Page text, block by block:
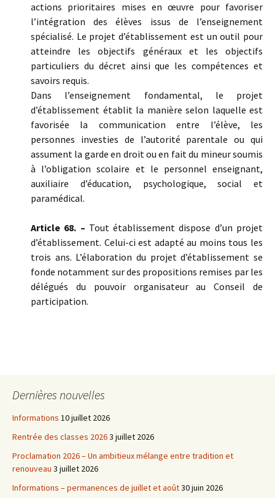
actions prioritaires mises en œuvre pour favoriser
l’intégration des élèves issus de l’enseignement
spécialisé. Le projet d’établissement est un outil pour
atteindre les objectifs généraux et les objectifs
particuliers du décret ainsi que les compétences et
savoirs requis.
Dans l’enseignement fondamental, le projet
d’établissement établit la manière selon laquelle est
favorisée la communication entre l’élève, les
personnes investies de l’autorité parentale ou qui
assument la garde en droit ou en fait du mineur soumis
à l’obligation scolaire et le personnel enseignant,
auxiliaire d’éducation, psychologique, social et
paramédical.
Article 68. – Tout établissement dispose d’un projet
d’établissement. Celui-ci est adapté au moins tous les
trois ans. L’élaboration du projet d’établissement se
fonde notamment sur des propositions remises par les
délégués du pouvoir organisateur au Conseil de
participation.
Dernières nouvelles
Informations 10 juillet 2026
Rentrée des classes 20263 juillet 2026
Proclamation 2026 – Un ambitieux mélange entre tradition et
renouveau 3 juillet 2026
Informations – permanences de juillet et août30 juin 2026